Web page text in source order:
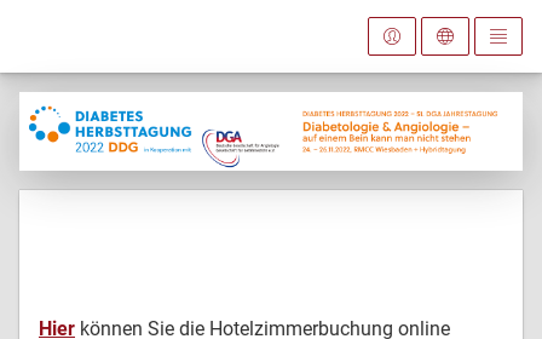
Hier können Sie die Hotelzimmerbuchung online